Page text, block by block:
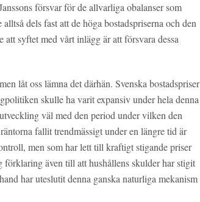
försvar för de allvarliga obalanser som
dels fast att de höga bostadspriserna och den
syftet med vårt inlägg är att försvara dessa
låt oss lämna det därhän. Svenska bostadspriser
skulle ha varit expansiv under hela denna
väl med den period under vilken den
fallit trendmässigt under en längre tid är
men som har lett till kraftigt stigande priser
även till att hushållens skulder har stigit
har uteslutit denna ganska naturliga mekanism